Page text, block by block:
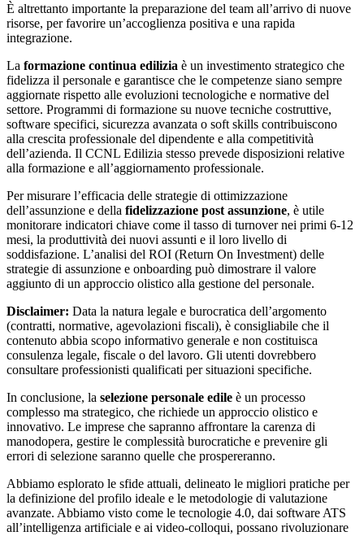
È altrettanto importante la preparazione del team all’arrivo di nuove
risorse, per favorire un’accoglienza positiva e una rapida
integrazione.
La formazione continua edilizia è un investimento strategico che
fidelizza il personale e garantisce che le competenze siano sempre
aggiornate rispetto alle evoluzioni tecnologiche e normative del
settore. Programmi di formazione su nuove tecniche costruttive,
software specifici, sicurezza avanzata o soft skills contribuiscono
alla crescita professionale del dipendente e alla competitività
dell’azienda. Il CCNL Edilizia stesso prevede disposizioni relative
alla formazione e all’aggiornamento professionale.
Per misurare l’efficacia delle strategie di ottimizzazione
dell’assunzione e della fidelizzazione post assunzione, è utile
monitorare indicatori chiave come il tasso di turnover nei primi 6-12
mesi, la produttività dei nuovi assunti e il loro livello di
soddisfazione. L’analisi del ROI (Return On Investment) delle
strategie di assunzione e onboarding può dimostrare il valore
aggiunto di un approccio olistico alla gestione del personale.
Disclaimer: Data la natura legale e burocratica dell’argomento
(contratti, normative, agevolazioni fiscali), è consigliabile che il
contenuto abbia scopo informativo generale e non costituisca
consulenza legale, fiscale o del lavoro. Gli utenti dovrebbero
consultare professionisti qualificati per situazioni specifiche.
In conclusione, la selezione personale edile è un processo
complesso ma strategico, che richiede un approccio olistico e
innovativo. Le imprese che sapranno affrontare la carenza di
manodopera, gestire le complessità burocratiche e prevenire gli
errori di selezione saranno quelle che prospereranno.
Abbiamo esplorato le sfide attuali, delineato le migliori pratiche per
la definizione del profilo ideale e le metodologie di valutazione
avanzate. Abbiamo visto come le tecnologie 4.0, dai software ATS
all’intelligenza artificiale e ai video-colloqui, possano rivoluzionare